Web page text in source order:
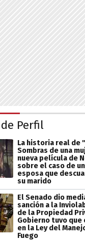
Perfil
La historia real de
Sombras de una
nueva película de
sobre el caso de
esposa que
su marido
El Senado dio
sanción a la
de la Propiedad
Gobierno tuvo que
en la Ley del
Fuego